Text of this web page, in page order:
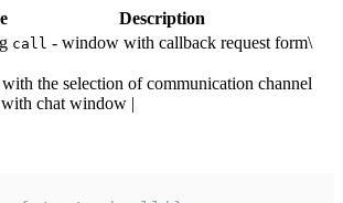
Description
call - window with callback request form\
the selection of communication channel
chat window |